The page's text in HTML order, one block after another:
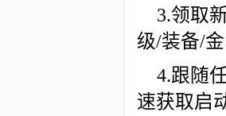
3.领取
级/装备/
4.跟随
速获取启